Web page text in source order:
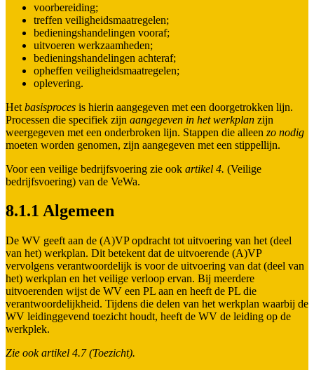
voorbereiding;
treffen veiligheidsmaatregelen;
bedieningshandelingen vooraf;
uitvoeren werkzaamheden;
bedieningshandelingen achteraf;
opheffen veiligheidsmaatregelen;
oplevering.
Het basisproces is hierin aangegeven met een doorgetrokken lijn.
Processen die specifiek zijn aangegeven in het werkplan zijn
weergegeven met een onderbroken lijn. Stappen die alleen zo nodig
moeten worden genomen, zijn aangegeven met een stippellijn.
Voor een veilige bedrijfsvoering zie ook artikel 4. (Veilige
bedrijfsvoering) van de VeWa.
8.1.1 Algemeen
De WV geeft aan de (A)VP opdracht tot uitvoering van het (deel
van het) werkplan. Dit betekent dat de uitvoerende (A)VP
vervolgens verantwoordelijk is voor de uitvoering van dat (deel van
het) werkplan en het veilige verloop ervan. Bij meerdere
uitvoerenden wijst de WV een PL aan en heeft de PL die
verantwoordelijkheid. Tijdens die delen van het werkplan waarbij de
WV leidinggevend toezicht houdt, heeft de WV de leiding op de
werkplek.
Zie ook artikel 4.7 (Toezicht).